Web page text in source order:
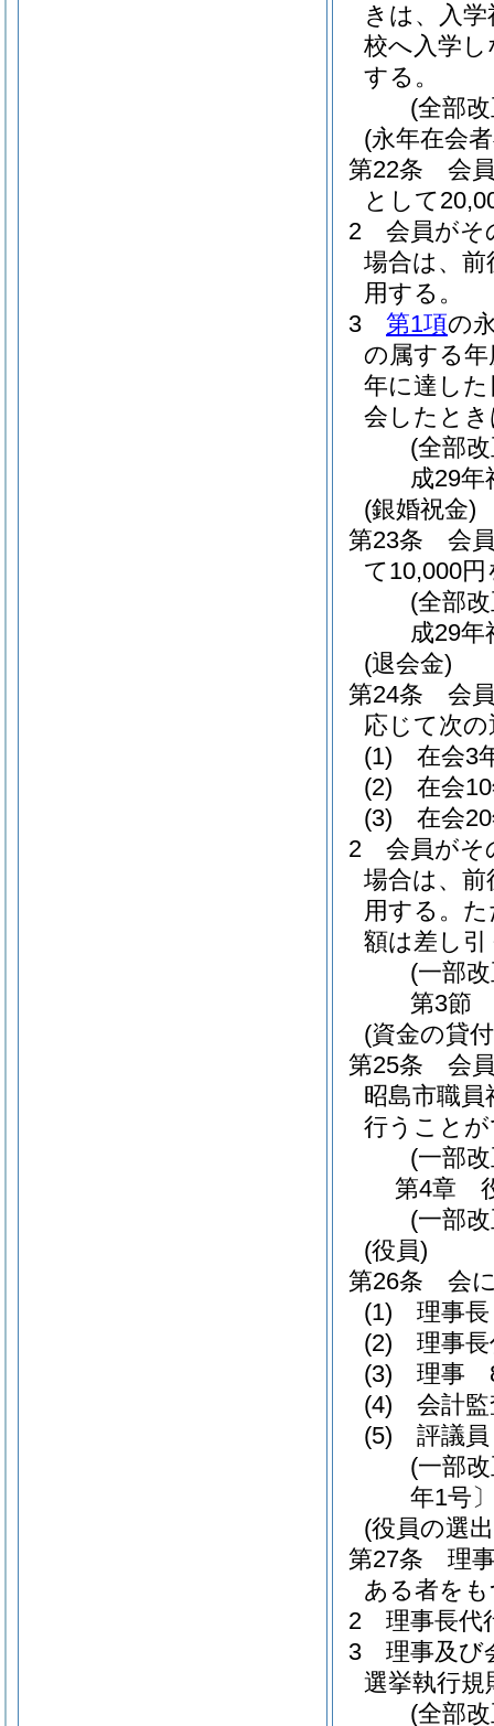
きは、入
校へ入学
する。
(全部
(永年在会
第22条
会
として
2
会員がそ
場合は、
用する。
3
第1項の
の属する
年に達し
会したと
(全部
成29年
(銀婚祝金)
第23条
会
て10,000
(全部
成29年
(退会金)
第24条
会
応じて次
(1)
在会3
(2)
在会
(3)
在会
2
会員がそ
場合は、
用する。
額は差し
(一部
第3節
(資金の貸
第25条
会
昭島市職
行うこと
(一部
第4章
(一部
(役員)
第26条
会
(1)
理事
(2)
理事
(3)
理事
(4)
会計
(5)
評議
(一部
年1号
(役員の選
第27条
理
ある者を
2
理事長代
3
理事及び
選挙執行
(全部